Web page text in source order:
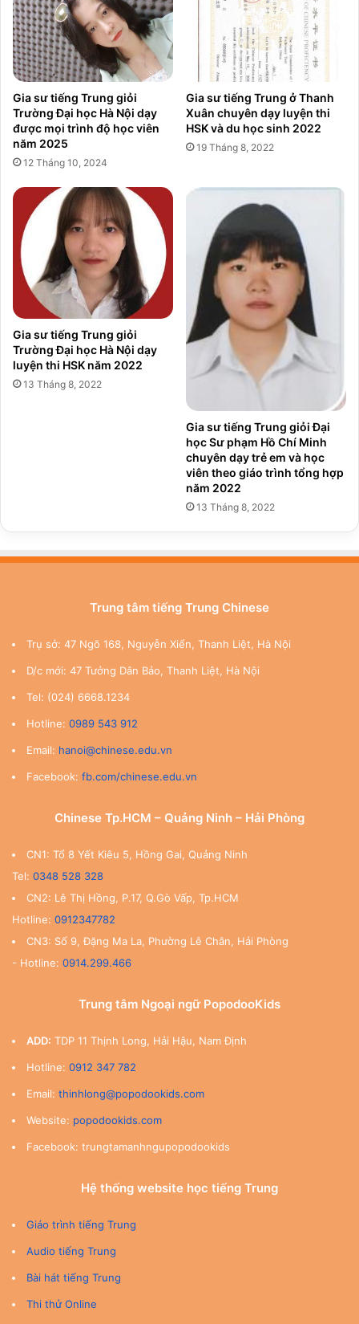
Gia sư tiếng Trung giỏi
Trường Đại học Hà Nội dạy
được mọi trình độ học viên
năm 2025
12 Tháng 10, 2024
Gia sư tiếng Trung ở Thanh
Xuân chuyên dạy luyện thi
HSK và du học sinh 2022
19 Tháng 8, 2022
Gia sư tiếng Trung giỏi
Trường Đại học Hà Nội dạy
luyện thi HSK năm 2022
13 Tháng 8, 2022
Gia sư tiếng Trung giỏi Đại
học Sư phạm Hồ Chí Minh
chuyên dạy trẻ em và học
viên theo giáo trình tổng hợp
năm 2022
13 Tháng 8, 2022
Trung tâm tiếng Trung Chinese
Trụ sở: 47 Ngõ 168, Nguyễn Xiển, Thanh Liệt, Hà Nội
D/c mới: 47 Tưởng Dân Bảo, Thanh Liệt, Hà Nội
Tel: (024) 6668.1234
Hotline: 0989 543 912
Email: hanoi@chinese.edu.vn
Facebook: fb.com/chinese.edu.vn
Chinese Tp.HCM – Quảng Ninh – Hải Phòng
CN1: Tổ 8 Yết Kiêu 5, Hồng Gai, Quảng Ninh
Tel: 0348 528 328
CN2: Lê Thị Hồng, P.17, Q.Gò Vấp, Tp.HCM
Hotline: 0912347782
CN3: Số 9, Đặng Ma La, Phường Lê Chân, Hải Phòng
- Hotline: 0914.299.466
Trung tâm Ngoại ngữ PopodooKids
ADD: TDP 11 Thịnh Long, Hải Hậu, Nam Định
Hotline: 0912 347 782
Email: thinhlong@popodookids.com
Website: popodookids.com
Facebook: trungtamanhngupopodookids
Hệ thống website học tiếng Trung
Giáo trình tiếng Trung
Audio tiếng Trung
Bài hát tiếng Trung
Thi thử Online